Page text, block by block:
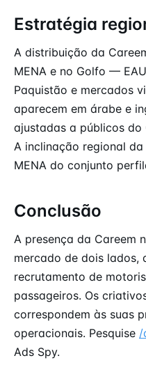
Estratégia
A distribuição da
MENA e no Golfo —
Paquistão e mercados
aparecem em árabe e
ajustadas a públicos do
A inclinação regional
MENA do conjunto
Conclusão
A presença da Careem
mercado de dois lados,
recrutamento de
passageiros. Os
correspondem às suas
operacionais. Pesquise /
Ads Spy.